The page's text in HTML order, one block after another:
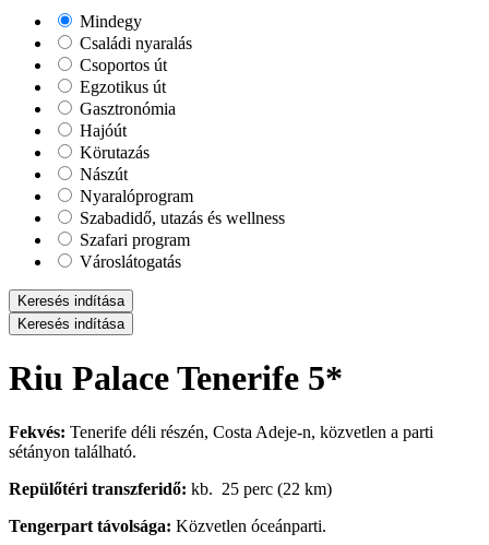
Mindegy
Családi nyaralás
Csoportos út
Egzotikus út
Gasztronómia
Hajóút
Körutazás
Nászút
Nyaralóprogram
Szabadidő, utazás és wellness
Szafari program
Városlátogatás
Keresés indítása
Keresés indítása
Riu Palace Tenerife 5*
Fekvés: Tenerife déli részén, Costa Adeje-n, közvetlen a parti
sétányon található.
Repülőtéri transzferidő: kb. 25 perc (22 km)
Tengerpart távolsága: Közvetlen óceánparti.